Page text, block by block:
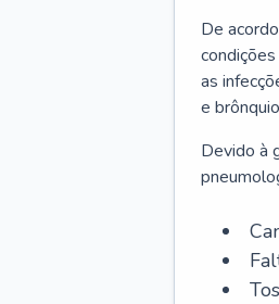
De
as
e
Devido à